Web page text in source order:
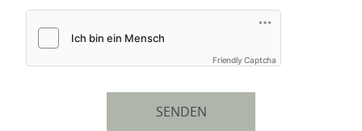
Friendly Captcha
SENDEN